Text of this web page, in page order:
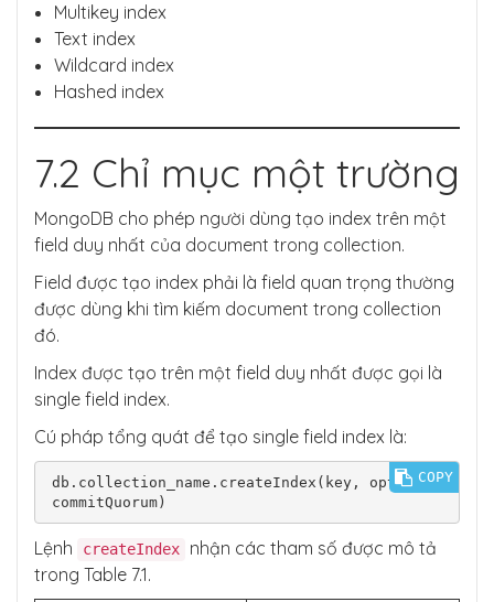
Multikey index
Text index
Wildcard index
Hashed index
7.2 Chỉ mục một trường
MongoDB cho phép người dùng tạo index trên một
field duy nhất của document trong collection.
Field được tạo index phải là field quan trọng thường
được dùng khi tìm kiếm document trong collection
đó.
Index được tạo trên một field duy nhất được gọi là
single field index.
Cú pháp tổng quát để tạo single field index là:
db.collection_name.createIndex(key, option, COPY
Lệnh createIndex
nhận các tham số được mô tả
trong Table 7.1.